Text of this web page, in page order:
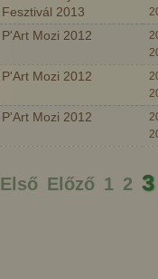
Fesztivál 2013
P'Art Mozi 2012
P'Art Mozi 2012
P'Art Mozi 2012
Első Előző 1 2 3